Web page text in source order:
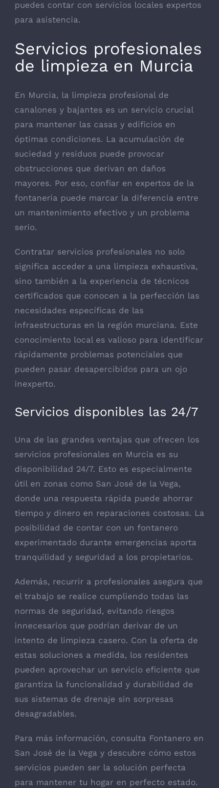
puedes contar con servicios locales expertos
para asistencia.
Servicios profesionales
de limpieza en Murcia
En Murcia, la limpieza profesional de
canalones y bajantes es un servicio crucial
para mantener las casas y edificios en
óptimas condiciones. La acumulación de
suciedad y residuos puede provocar
obstrucciones que derivan en daños
mayores. Por eso, confiar en expertos de la
fontanería puede marcar la diferencia entre
un mantenimiento efectivo y un problema
serio.
Contratar servicios profesionales no solo
significa acceder a una limpieza exhaustiva,
sino también a la experiencia de técnicos
certificados que conocen a la perfección las
necesidades específicas de las
infraestructuras en la región murciana. Este
conocimiento local es valioso para identificar
rápidamente problemas potenciales que
pueden pasar desapercibidos para un ojo
inexperto.
Servicios disponibles las 24/7
Una de las grandes ventajas que ofrecen los
servicios profesionales en Murcia es su
disponibilidad 24/7. Esto es especialmente
útil en zonas como San José de la Vega,
donde una respuesta rápida puede ahorrar
tiempo y dinero en reparaciones costosas. La
posibilidad de contar con un fontanero
experimentado durante emergencias aporta
tranquilidad y seguridad a los propietarios.
Además, recurrir a profesionales asegura que
el trabajo se realice cumpliendo todas las
normas de seguridad, evitando riesgos
innecesarios que podrían derivar de un
intento de limpieza casero. Con la oferta de
estas soluciones a medida, los residentes
pueden aprovechar un servicio eficiente que
garantiza la funcionalidad y durabilidad de
sus sistemas de drenaje sin sorpresas
desagradables.
Para más información, consulta Fontanero en
San José de la Vega y descubre cómo estos
servicios pueden ser la solución perfecta
para mantener tu hogar en perfecto estado.